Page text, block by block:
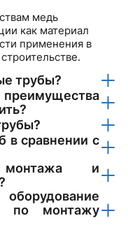
медь
как материал
применения в
трубы?
в сравнении с
монтажа и
по монтажу